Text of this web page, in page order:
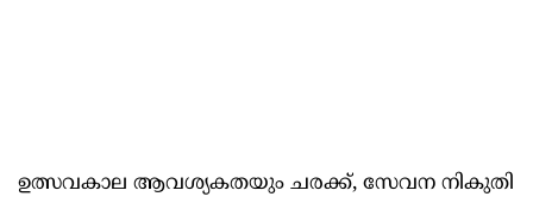
ഉത്സവകാല ആവശ്യകതയും ചരക്ക്, സേവന നികുതി